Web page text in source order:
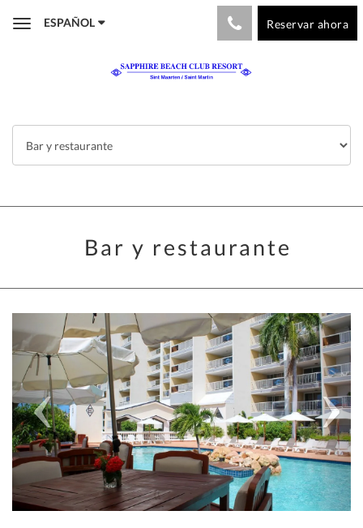
ToggleESPAÑOL Reservar ahora
Bar y restaurante
Previous Next